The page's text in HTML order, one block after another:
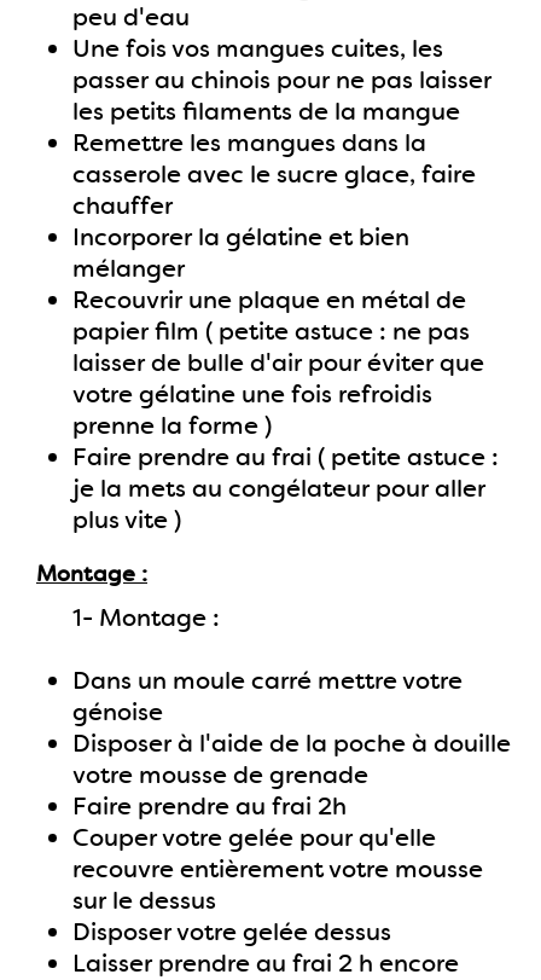
peu d'eau
Une fois vos mangues cuites, les
passer au chinois pour ne pas laisser
les petits filaments de la mangue
Remettre les mangues dans la
casserole avec le sucre glace, faire
chauffer
Incorporer la gélatine et bien
mélanger
Recouvrir une plaque en métal de
papier film ( petite astuce : ne pas
laisser de bulle d'air pour éviter que
votre gélatine une fois refroidis
prenne la forme )
Faire prendre au frai ( petite astuce :
je la mets au congélateur pour aller
plus vite )
Montage
1- Montage :
Dans un moule carré mettre votre
génoise
Disposer à l'aide de la poche à douille
votre mousse de grenade
Faire prendre au frai 2h
Couper votre gelée pour qu'elle
recouvre entièrement votre mousse
sur le dessus
Disposer votre gelée dessus
Laisser prendre au frai 2 h encore